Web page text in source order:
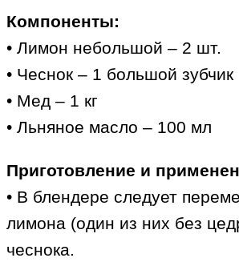
Компоненты:
• Лимон небольшой – 2 шт.
• Чеснок – 1 большой зубчик
• Мед – 1 кг
• Льняное масло – 100 мл
Приготовление и
• В блендере следует
лимона (один из них без
чеснока.